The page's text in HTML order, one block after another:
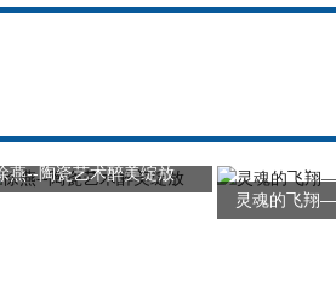
燕--陶瓷艺术醉美绽放
灵魂的飞翔